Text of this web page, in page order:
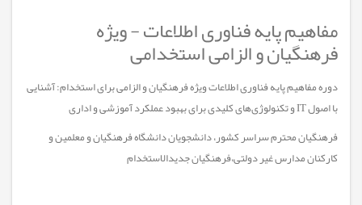
مفاهیم پایه فناوری اطلاعات - ویژه
فرهنگیان و الزامی استخدامی
دوره مفاهیم پایه فناوری اطلاعات ویژه فرهنگیان و الزامی برای استخدام: آشنایی
با اصول IT و تکنولوژی‌های کلیدی برای بهبود عملکرد آموزشی و اداری
فرهنگیان محترم سراسر کشور، دانشجویان دانشگاه فرهنگیان و معلمین و
کارکنان مدارس غیر دولتی،فرهنگيان جديدالاستخدام